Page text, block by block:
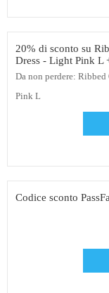
20% di sconto su
Dress - Light Pink L
Da non perdere:
Pink L
Codice sconto